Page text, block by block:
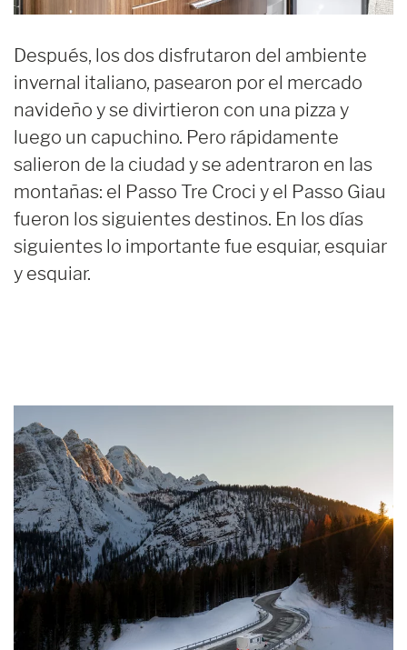
Después, los dos disfrutaron del ambiente
invernal italiano, pasearon por el mercado
navideño y se divirtieron con una pizza y
luego un capuchino. Pero rápidamente
salieron de la ciudad y se adentraron en las
montañas: el Passo Tre Croci y el Passo Giau
fueron los siguientes destinos. En los días
siguientes lo importante fue esquiar, esquiar
y esquiar.